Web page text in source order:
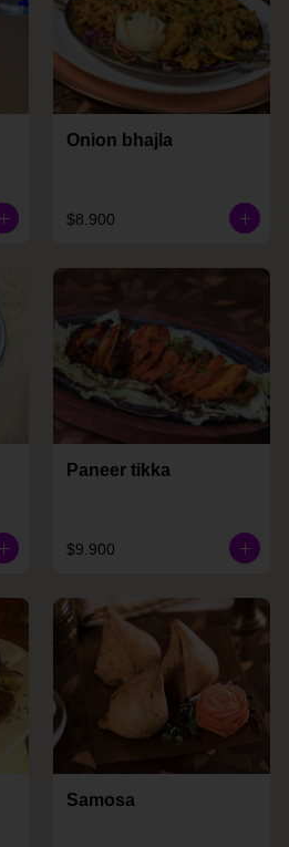
Onion bhajla
$8.900
Paneer tikka
$9.900
Samosa